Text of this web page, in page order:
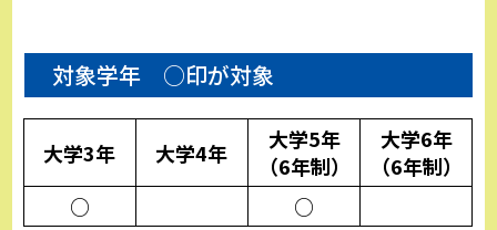
対象学年 ○印が対象
大学3年
○
大学4年
大学5年
（6年制）
○
大学6年
（6年制）